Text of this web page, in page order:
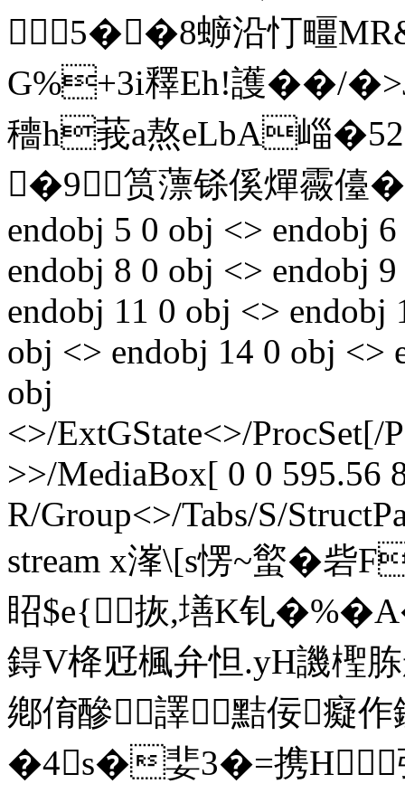
5��8蝷沿忊疅
G%+3i釋Eh!護��/
穯h莪a熬eLbA崰
�9筼薸铩傒燀霺儓
endobj 5 0 obj <> endobj
endobj 8 0 obj <> endobj
endobj 11 0 obj <>
obj <> endobj 14 0 obj <>
obj
<>/ExtGState<>/ProcSet[/
>>/MediaBox[ 0 0 595.56
R/Group<>/Tabs/S/
stream x溄\[s愣~螸�
眧$e{拻,墡K钆
鍀V栙觃楓弁怛.yH譏檉
鄕俼醦譯黠佞癡
�4s�婓3�=携